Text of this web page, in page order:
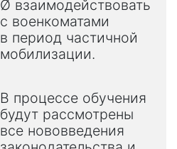
Ø взаимодействовать
с военкоматами
в период частичной
мобилизации.
В процессе обучения
будут рассмотрены
все нововведения